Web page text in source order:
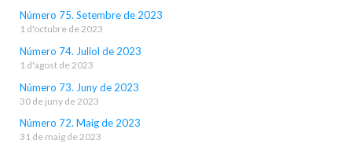
Número 75. Setembre de 2023
1 d'octubre de 2023
Número 74. Juliol de 2023
1 d'agost de 2023
Número 73. Juny de 2023
30 de juny de 2023
Número 72. Maig de 2023
31 de maig de 2023